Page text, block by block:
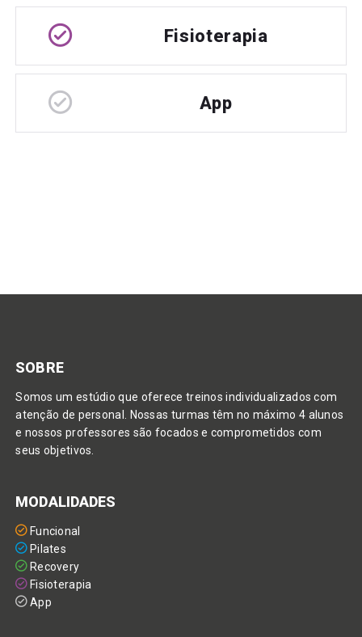
Fisioterapia
App
SOBRE
Somos um estúdio que oferece treinos individualizados com
atenção de personal. Nossas turmas têm no máximo 4 alunos
e nossos professores são focados e comprometidos com
seus objetivos.
MODALIDADES
Funcional
Pilates
Recovery
Fisioterapia
App